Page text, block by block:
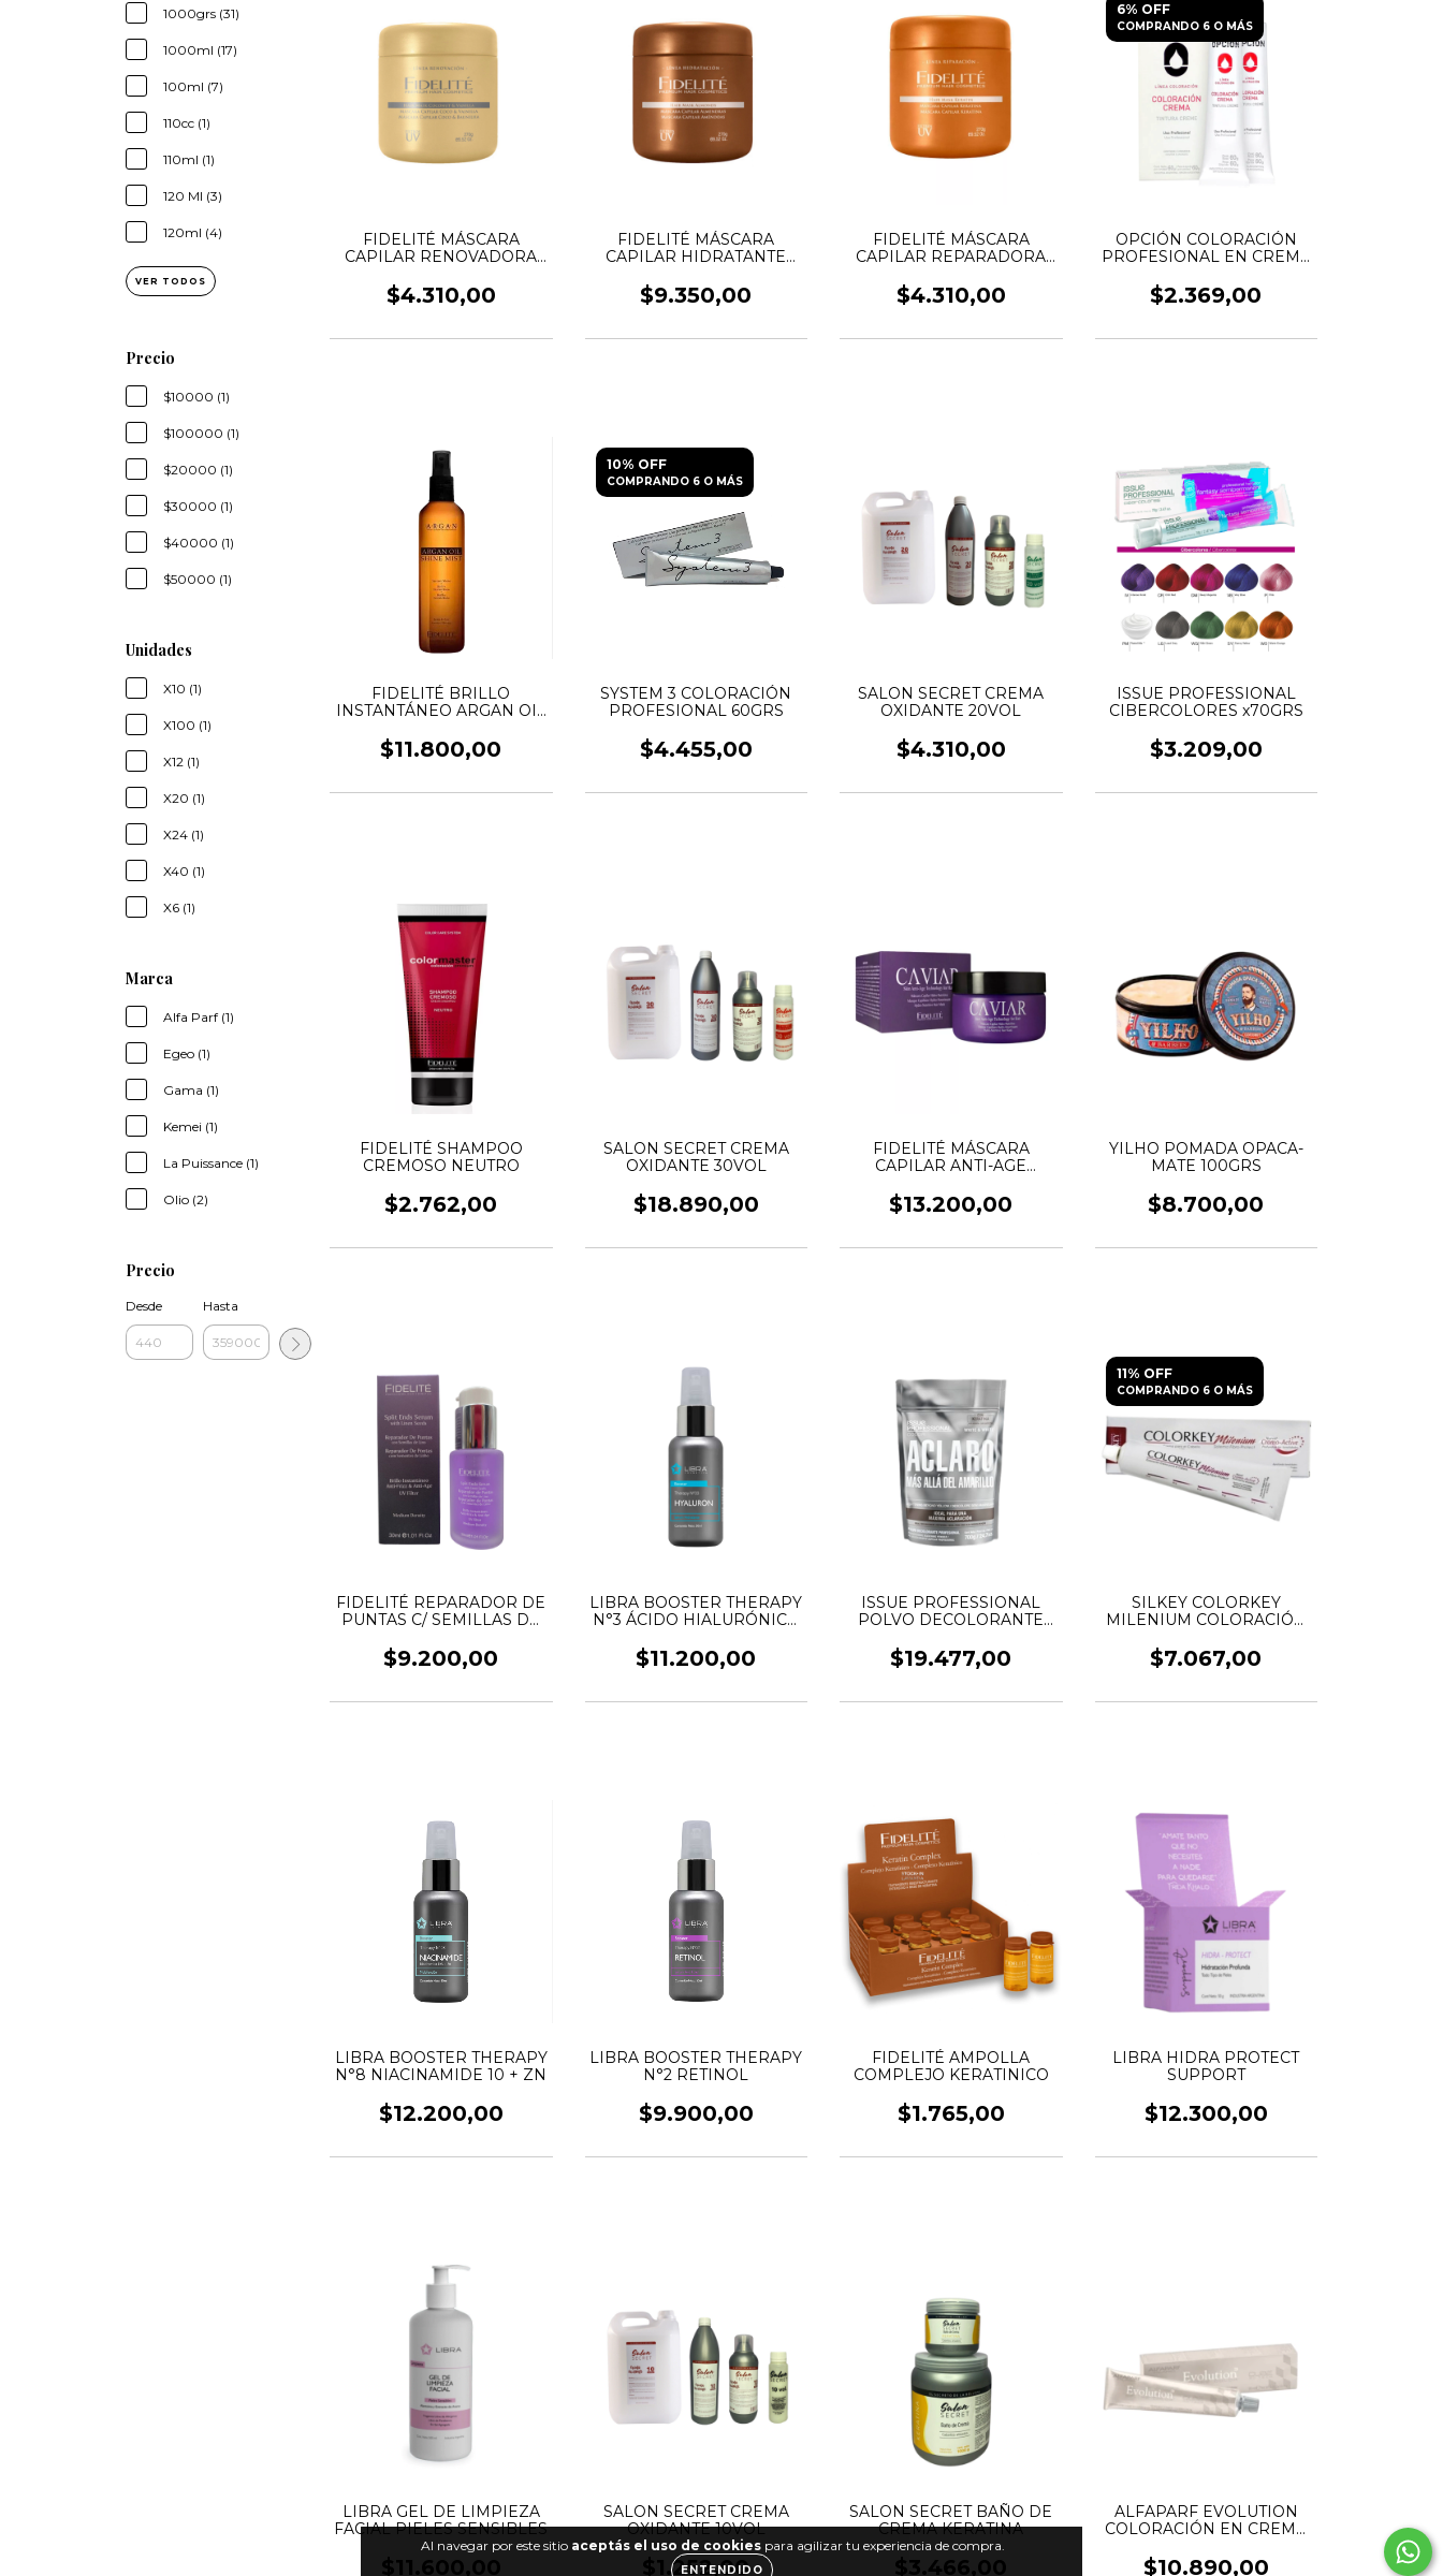
Al navegar por este sitio aceptás el uso de cookies para agilizar tu experiencia de compra.
ENTENDIDO
1000grs (31)
1000ml (17)
100ml (7)
110cc (1)
110ml (1)
120 Ml (3)
120ml (4)
VER TODOS
Precio
$10000 (1)
$100000 (1)
$20000 (1)
$30000 (1)
$40000 (1)
$50000 (1)
Unidades
X10 (1)
X100 (1)
X12 (1)
X20 (1)
X24 (1)
X40 (1)
X6 (1)
Marca
Alfa Parf (1)
Egeo (1)
Gama (1)
Kemei (1)
La Puissance (1)
Olio (2)
Precio
Desde Hasta
FIDELITÉ MÁSCARA
CAPILAR RENOVADORA
$4.310,00
FIDELITÉ MÁSCARA
CAPILAR HIDRATANTE
$9.350,00
FIDELITÉ MÁSCARA
CAPILAR REPARADORA
$4.310,00
6% OFF
COMPRANDO 6 O MÁS
OPCIÓN COLORACIÓN
PROFESIONAL EN CREMA
$2.369,00
FIDELITÉ BRILLO
INSTANTÁNEO ARGAN OIL
$11.800,00
10% OFF
COMPRANDO 6 O MÁS
SYSTEM 3 COLORACIÓN
PROFESIONAL 60GRS
$4.455,00
SALON SECRET CREMA
OXIDANTE 20VOL
$4.310,00
ISSUE PROFESSIONAL
CIBERCOLORES x70GRS
$3.209,00
FIDELITÉ SHAMPOO
CREMOSO NEUTRO
$2.762,00
SALON SECRET CREMA
OXIDANTE 30VOL
$18.890,00
FIDELITÉ MÁSCARA
CAPILAR ANTI-AGE
$13.200,00
YILHO POMADA OPACA-
MATE 100GRS
$8.700,00
FIDELITÉ REPARADOR DE
PUNTAS C/ SEMILLAS DE
$9.200,00
LIBRA BOOSTER THERAPY
N°3 ÁCIDO HIALURÓNICO
$11.200,00
ISSUE PROFESSIONAL
POLVO DECOLORANTE
$19.477,00
11% OFF
COMPRANDO 6 O MÁS
SILKEY COLORKEY
MILENIUM COLORACIÓN
x120GRS
$7.067,00
LIBRA BOOSTER THERAPY
N°8 NIACINAMIDE 10 + ZN
$12.200,00
LIBRA BOOSTER THERAPY
N°2 RETINOL
$9.900,00
FIDELITÉ AMPOLLA
COMPLEJO KERATINICO
$1.765,00
LIBRA HIDRA PROTECT
SUPPORT
$12.300,00
LIBRA GEL DE LIMPIEZA
FACIAL PIELES SENSIBLES
$11.600,00
SALON SECRET CREMA
OXIDANTE 10VOL
$1.252,00
SALON SECRET BAÑO DE
CREMA KERATINA
$3.466,00
ALFAPARF EVOLUTION
COLORACIÓN EN CREMA
$10.890,00